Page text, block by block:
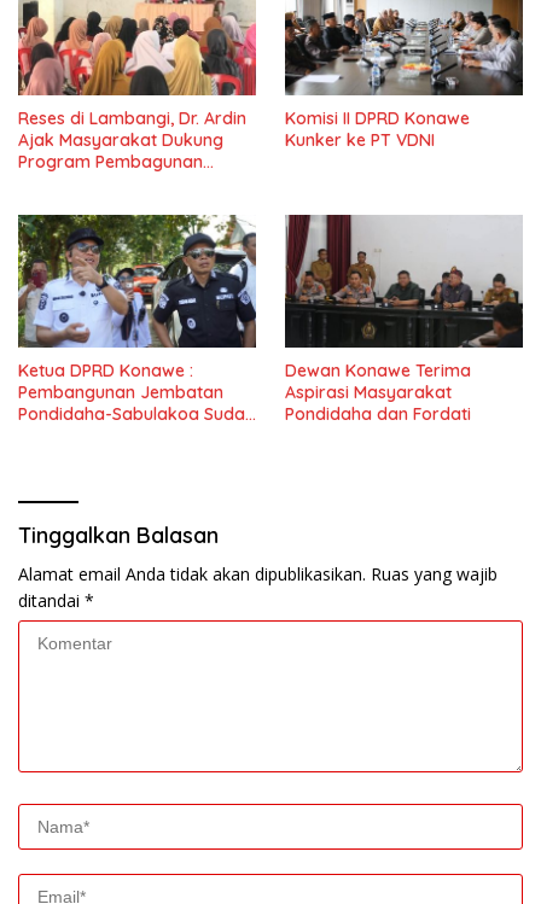
Reses di Lambangi, Dr. Ardin
Ajak Masyarakat Dukung
Program Pembagunan
Komisi II DPRD Konawe
Kunker ke PT VDNI
Ketua DPRD Konawe :
Pembangunan Jembatan
Pondidaha-Sabulakoa Sudah
Dewan Konawe Terima
Aspirasi Masyarakat
Pondidaha dan Fordati
Tinggalkan Balasan
Alamat email Anda tidak akan dipublikasikan. Ruas yang wajib
ditandai *